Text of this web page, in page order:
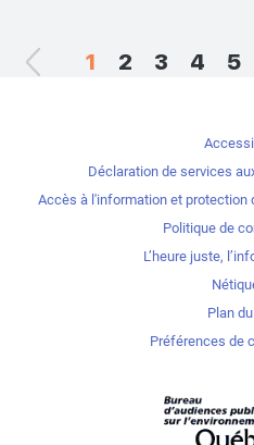
1 2 3 4 5
Déclaration de services
Accès à l'information et protection
Politique de
L’heure juste,
Plan
Préférences de